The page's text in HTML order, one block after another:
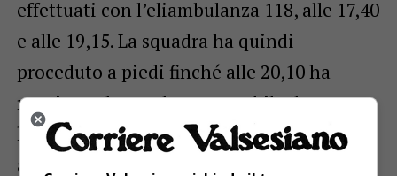
effettuati con l’eliambulanza 118, alle 17,40
e alle 19,15. La squadra ha quindi
proceduto a piedi finché alle 20,10 ha
raggiunto la strada carrozzabile dove
l’infortunato è stato consegnato
all’ambulanza.